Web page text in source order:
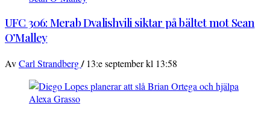
UFC 306: Merab Dvalishvili siktar på bältet mot Sean
O’Malley
AvCarl Strandberg/ 13:e september kl 13:58